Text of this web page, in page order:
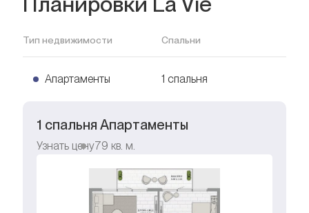
Тип недвижимости Спальни
Апартаменты 1 спальня
1 спальня Апартаменты
Узнать цену79 кв. м.